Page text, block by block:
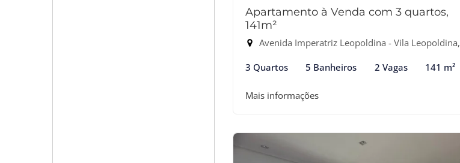
Apartamento à Venda com 3 quartos,
141m²
Avenida Imperatriz Leopoldina - Vila Leopoldina, São Paulo-SP
3 Quartos 5 Banheiros 2 Vagas 141 m²
Mais informações